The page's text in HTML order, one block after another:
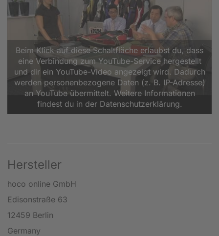
Beim Klick auf diese Schaltfläche erlaubst du, dass
eine Verbindung zum YouTube-Service hergestellt
und dir ein YouTube-Video angezeigt wird. Dadurch
werden personenbezogene Daten (z. B. IP-Adresse)
an YouTube übermittelt. Weitere Informationen
findest du in der Datenschutzerklärung.
Hersteller
hoco online GmbH
Edisonstraße 63
12459 Berlin
Germany